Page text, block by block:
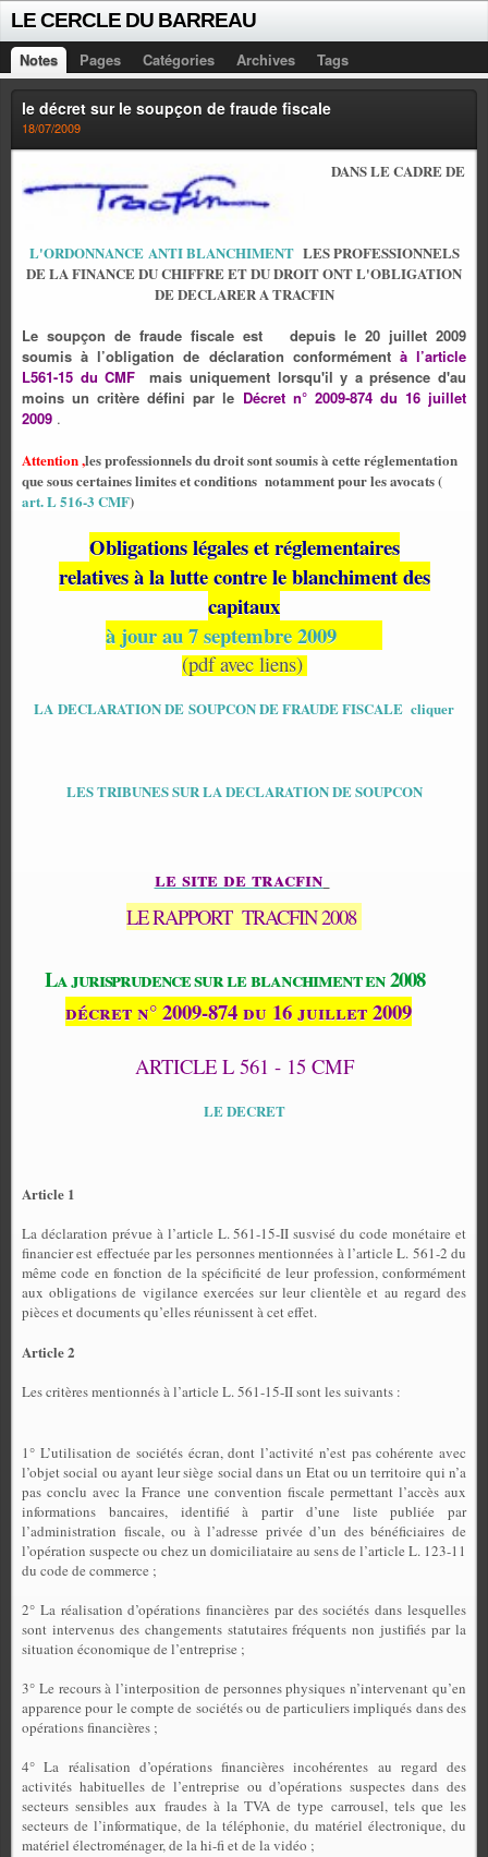
LE CERCLE DU BARREAU
Notes Pages Catégories Archives Tags
le décret sur le soupçon de fraude fiscale
18/07/2009
DANS LE CADRE DE
L'ORDONNANCE ANTI BLANCHIMENTLES PROFESSIONNELS
DE LA FINANCE DU CHIFFRE ET DU DROIT ONT L'OBLIGATION
DE DECLARER A TRACFIN
Le soupçon de fraude fiscale est
depuis le 20 juillet 2009
soumis à l’obligation de déclaration conformément à l’article
L561-15 du CMF
mais uniquement lorsqu'il y a présence d'au
moins un critère défini par le Décret n° 2009-874 du 16 juillet
2009 .
Attention ,les professionnels du droit sont soumis à cette réglementation
que sous certaines limites et conditions notamment pour les avocats (
art. L 516-3 CMF)
Obligations légales et réglementaires
relatives à la lutte contre le blanchiment des
capitaux
à jour au 7 septembre 2009
(pdf avec liens)
LA DECLARATION DE SOUPCON DE FRAUDE FISCALE cliquer
LES TRIBUNES SUR LA DECLARATION DE SOUPCON
le site de tracfin
LE RAPPORT TRACFIN 2008
La jurisprudence sur leblanchiment en 2008
décret n° 2009-874 du 16 juillet 2009
ARTICLE L 561 - 15 CMF
LE DECRET
Article 1
La déclaration prévue à l’article L. 561-15-II susvisé du code monétaire et
financier est effectuée par les personnes mentionnées à l’article L. 561-2 du
même code en fonction de la spécificité de leur profession, conformément
aux obligations de vigilance exercées sur leur clientèle et au regard des
pièces et documents qu’elles réunissent à cet effet.
Article 2
Les critères mentionnés à l’article L. 561-15-II sont les suivants :
1° L’utilisation de sociétés écran, dont l’activité n’est pas cohérente avec
l’objet social ou ayant leur siège social dans un Etat ou un territoire qui n’a
pas conclu avec la France une convention fiscale permettant l’accès aux
informations bancaires, identifié à partir d’une liste publiée par
l’administration fiscale, ou à l’adresse privée d’un des bénéficiaires de
l’opération suspecte ou chez un domiciliataire au sens de l’article L. 123-11
du code de commerce ;
2° La réalisation d’opérations financières par des sociétés dans lesquelles
sont intervenus des changements statutaires fréquents non justifiés par la
situation économique de l’entreprise ;
3° Le recours à l’interposition de personnes physiques n’intervenant qu’en
apparence pour le compte de sociétés ou de particuliers impliqués dans des
opérations financières ;
4° La réalisation d’opérations financières incohérentes au regard des
activités habituelles de l’entreprise ou d’opérations suspectes dans des
secteurs sensibles aux fraudes à la TVA de type carrousel, tels que les
secteurs de l’informatique, de la téléphonie, du matériel électronique, du
matériel électroménager, de la hi-fi et de la vidéo ;